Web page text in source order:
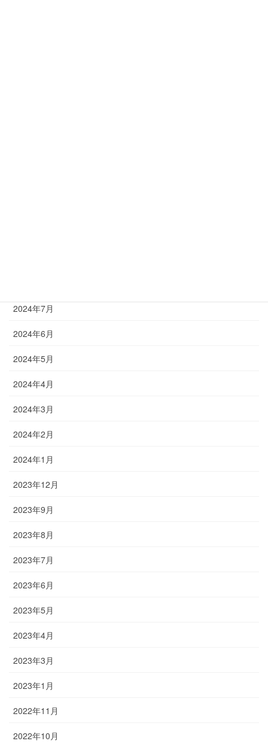
2024年7月
2024年6月
2024年5月
2024年4月
2024年3月
2024年2月
2024年1月
2023年12月
2023年9月
2023年8月
2023年7月
2023年6月
2023年5月
2023年4月
2023年3月
2023年1月
2022年11月
2022年10月